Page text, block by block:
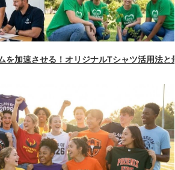
を加速させる！オリジナルTシャツ活用法